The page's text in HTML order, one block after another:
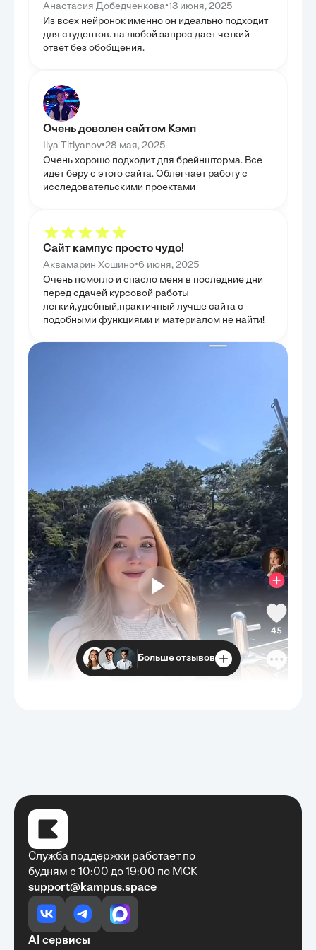
Третья глава сфокусирована на разработке
домашних хозяйств по выбору оптимальных
способов накоплений и сбережений. Были
предложены конкретные шаги для определения
финансовых целей и горизонта планирования, что
формированию диверсифицированных портфелей
сбережений, что позволяет минимизировать риски
и повысить потенциальную доходность. Кроме
того, глава содержит ценные советы по управлению
личными финансами и стратегиям защиты от
инфляции, что делает ее максимально прикладной.
Таким образом, эта глава предоставляет читателю
готовый инструментарий для принятия
взвешенных финансовых решений.
Анастасия Добедченкова•13 июня, 2025
Из всех нейронок именно он идеально подходит
для студентов. на любой запрос дает четкий
ответ без обобщения.
Очень доволен сайтом Кэмп
Ilya Titlyanov•28 мая, 2025
Очень хорошо подходит для брейншторма. Все
идет беру с этого сайта. Облегчает работу с
исследовательскими проектами
Сайт кампус просто чудо!
Аквамарин Хошино•6 июня, 2025
Очень помогло и спасло меня в последние дни
перед сдачей курсовой работы
легкий,удобный,практичный лучше сайта с
подобными функциями и материалом не найти!
Очень быстро, недорого, качественно,
доступно
Алексей Антонов•27 мая, 2025
Обучение с Кампус Хаб — очень экономит
Больше отзывов
Служба поддержки работает по
будням с 10:00 до 19:00 по МСК
support@kampus.space
AI сервисы